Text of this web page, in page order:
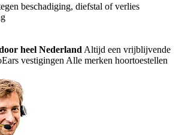
beschadiging, diefstal of verlies
heel Nederland Altijd een vrijblijvende
vestigingen Alle merken hoortoestellen